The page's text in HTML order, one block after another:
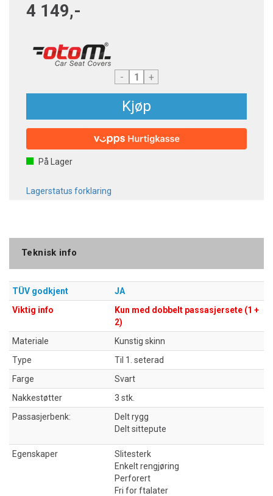
4 149,-
- +
Kjøp
På Lager
Lagerstatus forklaring
Teknisk info
TÜV godkjent
JA
Viktig info
Kun med dobbelt passasjersete (1 +
2)
Materiale
Kunstig skinn
Type
Til 1. seterad
Farge
Svart
Nakkestøtter
3 stk.
Passasjerbenk:
Delt rygg
Delt sittepute
Egenskaper
Slitesterk
Enkelt rengjøring
Perforert
Fri for ftalater